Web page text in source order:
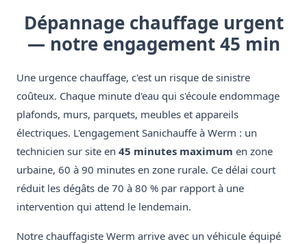
Dépannage chauffage urgent
— notre engagement 45 min
Une urgence chauffage, c'est un risque de sinistre
coûteux. Chaque minute d'eau qui s'écoule endommage
plafonds, murs, parquets, meubles et appareils
électriques. L'engagement Sanichauffe à Werm : un
technicien sur site en 45 minutes maximum en zone
urbaine, 60 à 90 minutes en zone rurale. Ce délai court
réduit les dégâts de 70 à 80 % par rapport à une
intervention qui attend le lendemain.
Notre chauffagiste Werm arrive avec un véhicule équipé